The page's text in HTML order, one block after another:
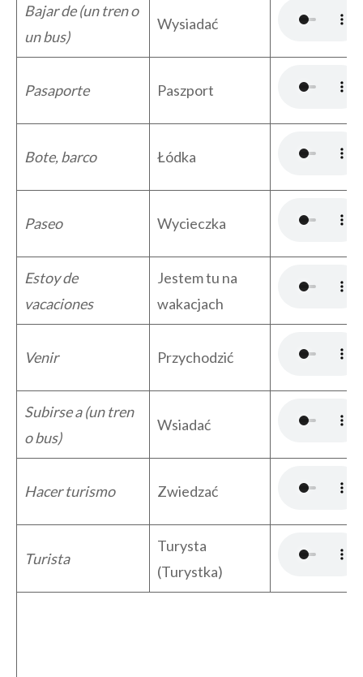
Bajar de (un tren o
un bus)
Wysiadać
Pasaporte Paszport
Bote, barco Łódka
Paseo Wycieczka
Estoy de
vacaciones
Jestem tu na
wakacjach
Venir Przychodzić
Subirse a (un tren
o bus)
Wsiadać
Hacer turismo Zwiedzać
Turista
Turysta
(Turystka)